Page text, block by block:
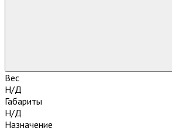
Вес
Н/Д
Габариты
Н/Д
Назначение